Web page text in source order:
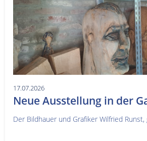
17.07.2026
Neue Ausstellung in der
Der Bildhauer und Grafiker Wilfried